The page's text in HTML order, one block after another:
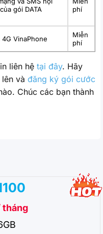
gói DATA
phí
VinaPhone
Miễn
phí
liên hệ tại đây. Hãy
và đăng ký gói cước
Chúc các bạn thành
tháng